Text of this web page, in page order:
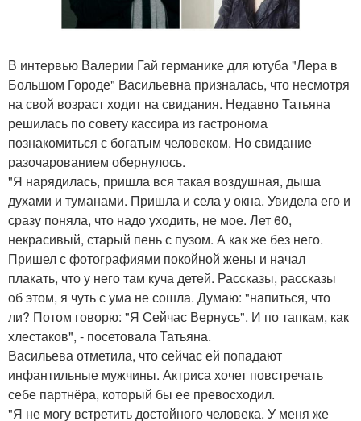
В интервью Валерии Гай германике для ютуба "Лера в
Большом Городе" Васильевна призналась, что несмотря
на свой возраст ходит на свидания. Недавно Татьяна
решилась по совету кассира из гастронома
познакомиться с богатым человеком. Но свидание
разочарованием обернулось.
"Я нарядилась, пришла вся такая воздушная, дыша
духами и туманами. Пришла и села у окна. Увидела его и
сразу поняла, что надо уходить, не мое. Лет 60,
некрасивый, старый пень с пузом. А как же без него.
Пришел с фотографиями покойной жены и начал
плакать, что у него там куча детей. Рассказы, рассказы
об этом, я чуть с ума не сошла. Думаю: "напиться, что
ли? Потом говорю: "Я Сейчас Вернусь". И по тапкам, как
хлестаков", - посетовала Татьяна.
Васильева отметила, что сейчас ей попадают
инфантильные мужчины. Актриса хочет повстречать
себе партнёра, который бы ее превосходил.
"Я не могу встретить достойного человека. У меня же